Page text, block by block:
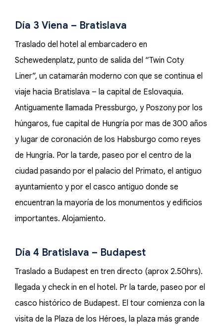
Día 3 Viena – Bratislava
Traslado del hotel al embarcadero en
Schewedenplatz, punto de salida del “Twin Coty
Liner”, un catamarán moderno con que se continua el
viaje hacia Bratislava – la capital de Eslovaquia.
Antiguamente llamada Pressburgo, y Poszony por los
húngaros, fue capital de Hungría por mas de 300 años
y lugar de coronación de los Habsburgo como reyes
de Hungría. Por la tarde, paseo por el centro de la
ciudad pasando por el palacio del Primato, el antiguo
ayuntamiento y por el casco antiguo donde se
encuentran la mayoría de los monumentos y edificios
importantes. Alojamiento.
Día 4 Bratislava – Budapest
Traslado a Budapest en tren directo (aprox 2.50hrs).
llegada y check in en el hotel. Pr la tarde, paseo por el
casco histórico de Budapest. El tour comienza con la
visita de la Plaza de los Héroes, la plaza más grande